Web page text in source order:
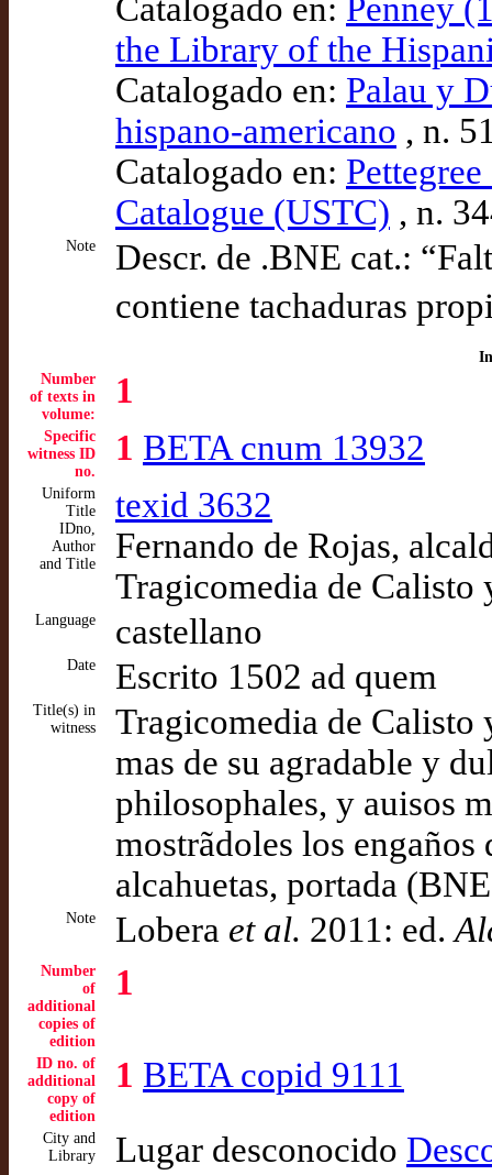
Catalogado en: Penney
the Library of the
Catalogado en: Palau y
hispano-americano , n.
Catalogado en:
Catalogue (USTC) , n.
Note
Descr. de .BNE cat.:
contiene tachaduras
Number
of texts in
volume:
1
Specific
witness ID
no.
1 BETA cnum 13932
Uniform
Title
IDno,
Author
and Title
texid 3632
Fernando de Rojas,
Tragicomedia de Calisto
Language castellano
Date Escrito 1502 ad quem
Title(s) in
witness
Tragicomedia de Calisto
mas de su agradable y
philosophales, y auisos
mostrãdoles los engaños
alcahuetas, portada
Note Lobera et al. 2011: ed.
Number
of
additional
copies of
edition
1
ID no. of
additional
copy of
edition
1 BETA copid 9111
City and
Library
Lugar desconocido